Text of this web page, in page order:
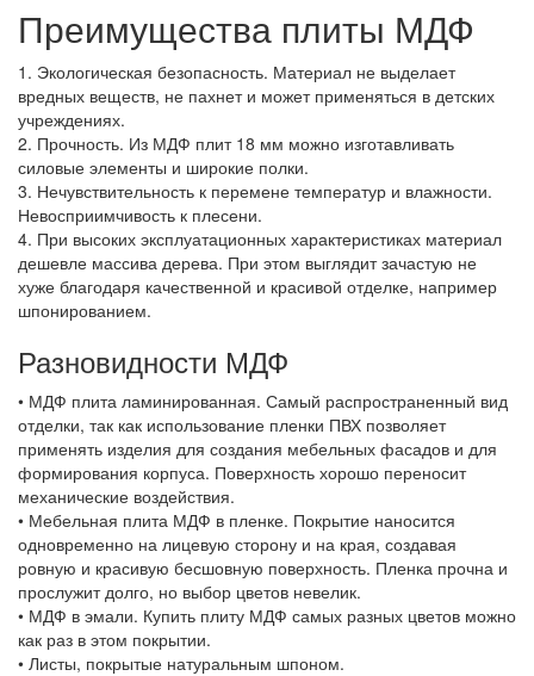
Преимущества плиты МДФ
1. Экологическая безопасность. Материал не выделает
вредных веществ, не пахнет и может применяться в детских
учреждениях.
2. Прочность. Из МДФ плит 18 мм можно изготавливать
силовые элементы и широкие полки.
3. Нечувствительность к перемене температур и влажности.
Невосприимчивость к плесени.
4. При высоких эксплуатационных характеристиках материал
дешевле массива дерева. При этом выглядит зачастую не
хуже благодаря качественной и красивой отделке, например
шпонированием.
Разновидности МДФ
• МДФ плита ламинированная. Самый распространенный вид
отделки, так как использование пленки ПВХ позволяет
применять изделия для создания мебельных фасадов и для
формирования корпуса. Поверхность хорошо переносит
механические воздействия.
• Мебельная плита МДФ в пленке. Покрытие наносится
одновременно на лицевую сторону и на края, создавая
ровную и красивую бесшовную поверхность. Пленка прочна и
прослужит долго, но выбор цветов невелик.
• МДФ в эмали. Купить плиту МДФ самых разных цветов можно
как раз в этом покрытии.
• Листы, покрытые натуральным шпоном.